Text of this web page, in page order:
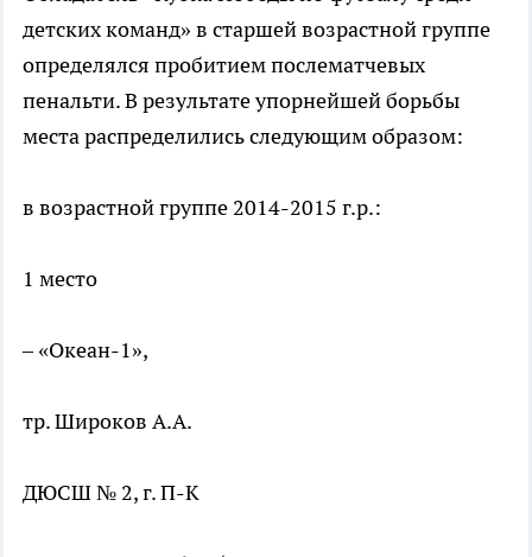
детских команд» в старшей возрастной группе
определялся пробитием послематчевых
пенальти. В результате упорнейшей борьбы
места распределились следующим образом:
в возрастной группе 2014-2015 г.р.:
1 место
– «Океан-1»,
тр. Широков А.А.
ДЮСШ № 2, г. П-К